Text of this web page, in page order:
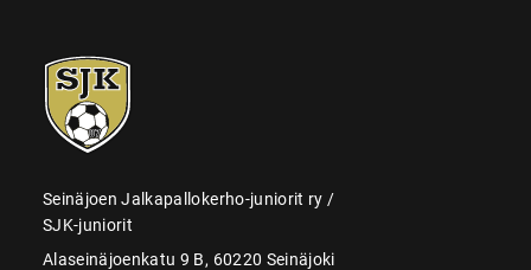
SJK-
juniorit
Seinäjoen Jalkapallokerho-juniorit ry /
SJK-juniorit
Alaseinäjoenkatu 9 B, 60220 Seinäjoki